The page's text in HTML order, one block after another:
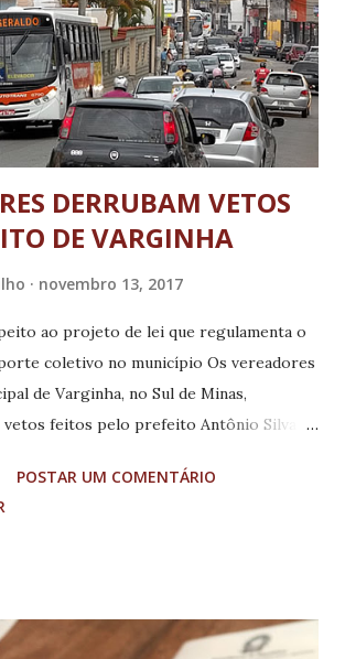
DERRUBAM VETOS
DE VARGINHA
novembro 13, 2017
ao projeto de lei que regulamenta o
coletivo no município Os vereadores
de Varginha, no Sul de Minas,
feitos pelo prefeito Antônio Silva
o serviço de transporte coletivo no
essa tramitação desde o início, em
a tramitação do referido projeto, os
POSTAR UM COMENTÁRIO